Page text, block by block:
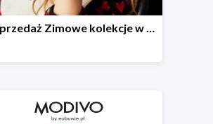
Wyprzedaż Zimowe kolekcje w najniższych cenach